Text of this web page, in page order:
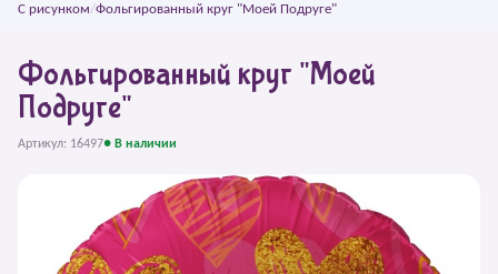
С рисунком/Фольгированный круг "Моей Подруге"
Фольгированный круг "Моей
Подруге"
Артикул: 16497● В наличии